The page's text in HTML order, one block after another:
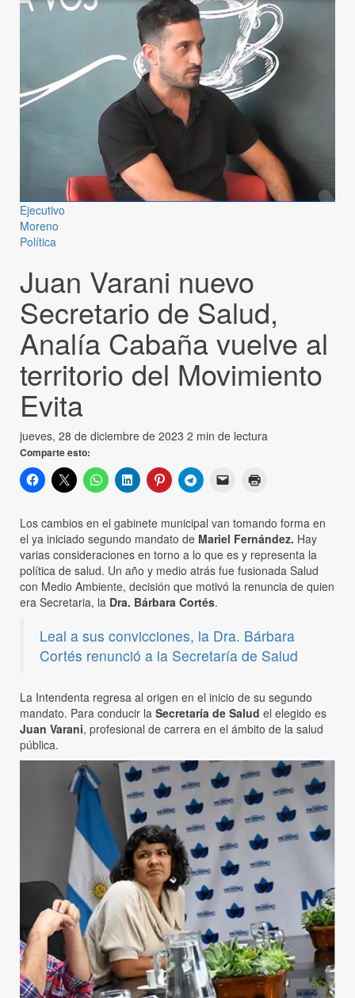
Ejecutivo
Moreno
Política
Juan Varani nuevo
Secretario de Salud,
Analía Cabaña vuelve al
territorio del Movimiento
Evita
jueves, 28 de diciembre de 2023 2 min de lectura
Comparte esto:
Los cambios en el gabinete municipal van tomando forma en
el ya iniciado segundo mandato de Mariel Fernández. Hay
varias consideraciones en torno a lo que es y representa la
política de salud. Un año y medio atrás fue fusionada Salud
con Medio Ambiente, decisión que motivó la renuncia de quien
era Secretaria, la Dra. Bárbara Cortés.
Leal a sus convicciones, la Dra. Bárbara
Cortés renunció a la Secretaría de Salud
La Intendenta regresa al origen en el inicio de su segundo
mandato. Para conducir la Secretaría de Salud el elegido es
Juan Varani, profesional de carrera en el ámbito de la salud
pública.